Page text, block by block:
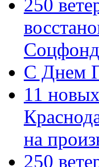
250
С Днем
11
на
250